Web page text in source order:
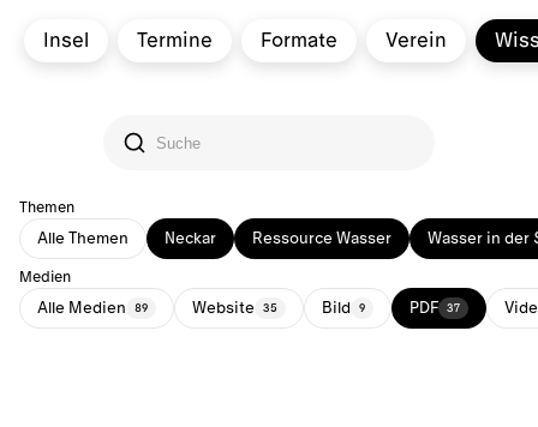
Insel Termine Formate Verein
Themen
Alle Themen Neckar Ressource Wasser Wasser in der
Medien
Alle Medien 89 Website 35 Bild 9 PDF 37